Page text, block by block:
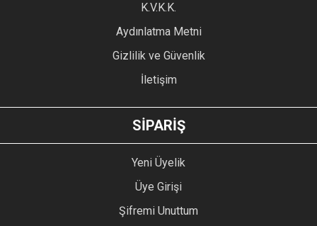
K.V.K.K.
Aydınlatma Metni
Gizlilik ve Güvenlik
İletişim
SİPARİŞ
Yeni Üyelik
Üye Girişi
Şifremi Unuttum